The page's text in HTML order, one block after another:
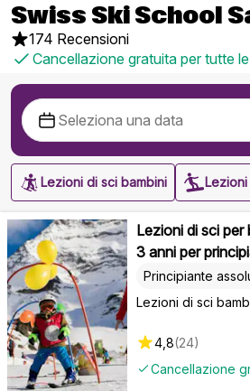
Swiss Ski School
174 Recensioni
Cancellazione gratuita per tutte
Lezioni di sci bambini
Lezioni di sci per
3 anni per
Lezioni di sci
Principiante
Cancellazione
4,8(24)